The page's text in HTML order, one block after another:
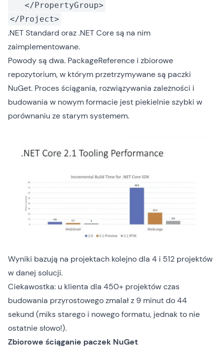
</PropertyGroup>
</Project>
.NET Standard oraz .NET Core są na nim
zaimplementowane.
Powody są dwa. PackageReference i zbiorowe
repozytorium, w którym przetrzymywane są paczki
NuGet. Proces ściągania, rozwiązywania zależności i
budowania w nowym formacie jest piekielnie szybki w
porównaniu ze starym systemem.
Wyniki bazują na projektach kolejno dla 4 i 512 projektów
w danej solucji.
Ciekawostka: u klienta dla 450+ projektów czas
budowania przyrostowego zmalał z 9 minut do 44
sekund (miks starego i nowego formatu, jednak to nie
ostatnie słowo!).
Zbiorowe ściąganie paczek NuGet